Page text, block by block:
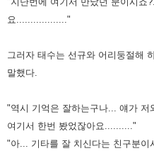
요.................."
그러자 태수는 선규와 어리둥절해
말했다.
"역시 기억은 잘하는구나... 얘가 저
여기서 한번 봤었잖아요.........."
"아... 기타를 잘 치신다는 친구분